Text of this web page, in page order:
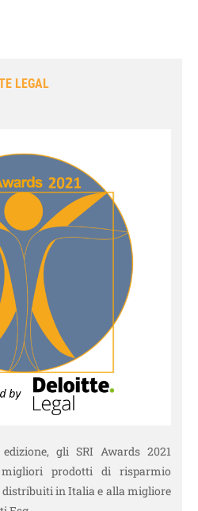
LEGAL
gli SRI Awards 2021
prodotti di risparmio
in Italia e alla migliore